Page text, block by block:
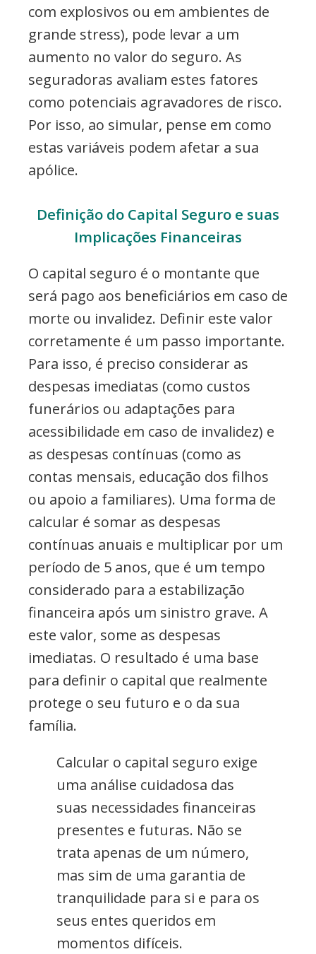
com explosivos ou em ambientes de
grande stress), pode levar a um
aumento no valor do seguro. As
seguradoras avaliam estes fatores
como potenciais agravadores de risco.
Por isso, ao simular, pense em como
estas variáveis podem afetar a sua
apólice.
Definição do Capital Seguro e suas
Implicações Financeiras
O capital seguro é o montante que
será pago aos beneficiários em caso de
morte ou invalidez. Definir este valor
corretamente é um passo importante.
Para isso, é preciso considerar as
despesas imediatas (como custos
funerários ou adaptações para
acessibilidade em caso de invalidez) e
as despesas contínuas (como as
contas mensais, educação dos filhos
ou apoio a familiares). Uma forma de
calcular é somar as despesas
contínuas anuais e multiplicar por um
período de 5 anos, que é um tempo
considerado para a estabilização
financeira após um sinistro grave. A
este valor, some as despesas
imediatas. O resultado é uma base
para definir o capital que realmente
protege o seu futuro e o da sua
família.
Calcular o capital seguro exige
uma análise cuidadosa das
suas necessidades financeiras
presentes e futuras. Não se
trata apenas de um número,
mas sim de uma garantia de
tranquilidade para si e para os
seus entes queridos em
momentos difíceis.